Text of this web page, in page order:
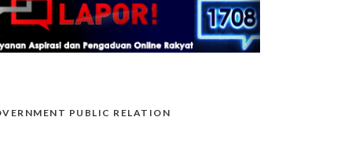
PUBLIC RELATION